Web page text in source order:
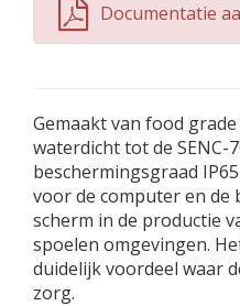
Documentatie
Gemaakt van food
waterdicht tot de
beschermingsgraad
voor de computer en de
scherm in de productie
spoelen omgevingen.
duidelijk voordeel waar
zorg.